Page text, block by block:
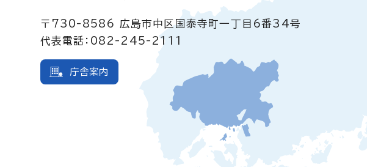
〒730-8586
広島市中区国泰寺町一丁目6番34号
代表電話：082-245-2111
庁舎案内